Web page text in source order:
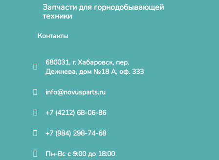
Запчасти для горнодобывающей
техники
Контакты
680031, г. Хабаровск, пер.
Дежнева, дом №18 А, оф. 333
info@novusparts.ru
+7 (4212) 68-06-86
+7 (984) 298-74-68
Пн-Вс с 9:00 до 18:00